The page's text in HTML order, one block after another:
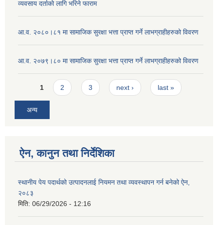
व्यवसाय दर्ताको लागि भरिने फाराम
आ.व. २०८०।८१ मा सामाजिक सुरक्षा भत्ता प्राप्त गर्ने लाभग्राहीहरुको विवरण
आ.व. २०७९।८० मा सामाजिक सुरक्षा भत्ता प्राप्त गर्ने लाभग्राहीहरुको विवरण
Pages
1 2 3 next › last »
अन्य
ऐन, कानुन तथा निर्देशिका
स्थानीय पेय पदार्थको उत्पादनलाई नियमन तथा व्यवस्थापन गर्न बनेको ऐन,
२०८३
मिति: 06/29/2026 - 12:16